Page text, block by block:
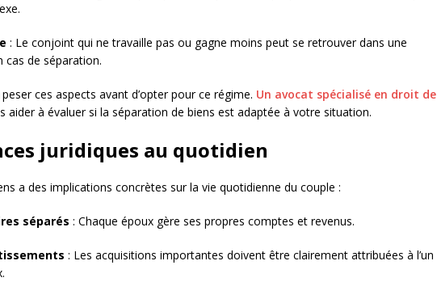
: Le conjoint qui ne travaille pas ou gagne moins peut se retrouver dans une
cas de séparation.
ces aspects avant d’opter pour ce régime. Un avocat spécialisé en droit de
aider à évaluer si la séparation de biens est adaptée à votre situation.
juridiques au quotidien
a des implications concrètes sur la vie quotidienne du couple :
séparés : Chaque époux gère ses propres comptes et revenus.
: Les acquisitions importantes doivent être clairement attribuées à l’un